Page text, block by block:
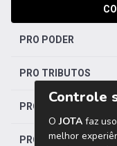
PRO PODER
PRO TRIBUTOS
PRO TRABALHISTA
PRO SAÚDE